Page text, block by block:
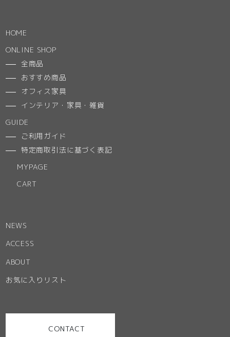
HOME
ONLINE SHOP
全商品
おすすめ商品
オフィス家具
インテリア・家具・雑貨
GUIDE
ご利用ガイド
特定商取引法に基づく表記
MYPAGE
CART
NEWS
ACCESS
ABOUT
お気に入りリスト
CONTACT